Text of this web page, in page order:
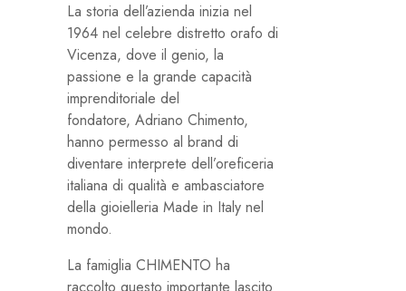
La storia dell’azienda inizia nel
1964 nel celebre distretto orafo di
Vicenza, dove il genio, la
passione e la grande capacità
imprenditoriale del
fondatore, Adriano Chimento,
hanno permesso al brand di
diventare interprete dell’oreficeria
italiana di qualità e ambasciatore
della gioielleria Made in Italy nel
mondo.
La famiglia CHIMENTO ha